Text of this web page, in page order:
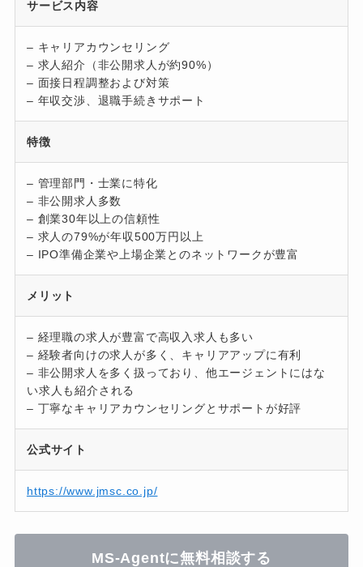
サービス内容
– キャリアカウンセリング
– 求人紹介（非公開求人が約90%）
– 面接日程調整および対策
– 年収交渉、退職手続きサポート
特徴
– 管理部門・士業に特化
– 非公開求人多数
– 創業30年以上の信頼性
– 求人の79%が年収500万円以上
– IPO準備企業や上場企業とのネットワークが豊富
メリット
– 経理職の求人が豊富で高収入求人も多い
– 経験者向けの求人が多く、キャリアアップに有利
– 非公開求人を多く扱っており、他エージェントにはな
い求人も紹介される
– 丁寧なキャリアカウンセリングとサポートが好評
公式サイト
https://www.jmsc.co.jp/
MS-Agentに無料相談する